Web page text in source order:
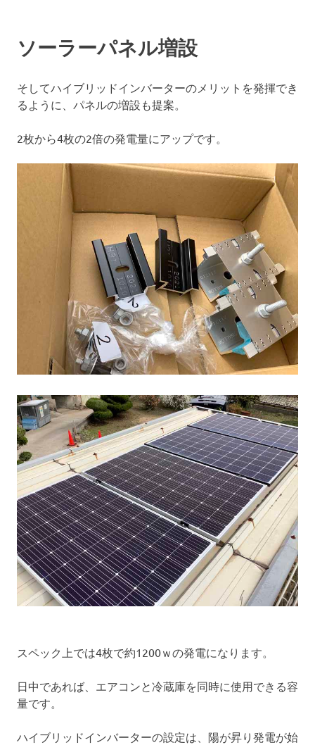
ソーラーパネル増設
そしてハイブリッドインバーターのメリットを発揮でき
るように、パネルの増設も提案。
2枚から4枚の2倍の発電量にアップです。
スペック上では4枚で約1200ｗの発電になります。
日中であれば、エアコンと冷蔵庫を同時に使用できる容
量です。
ハイブリッドインバーターの設定は、陽が昇り発電が始